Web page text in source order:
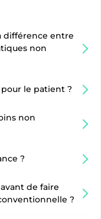
différence entre
non
le patient ?
non
?
de faire
?